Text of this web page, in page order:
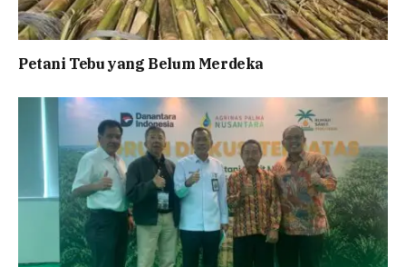
Petani Tebu yang Belum Merdeka